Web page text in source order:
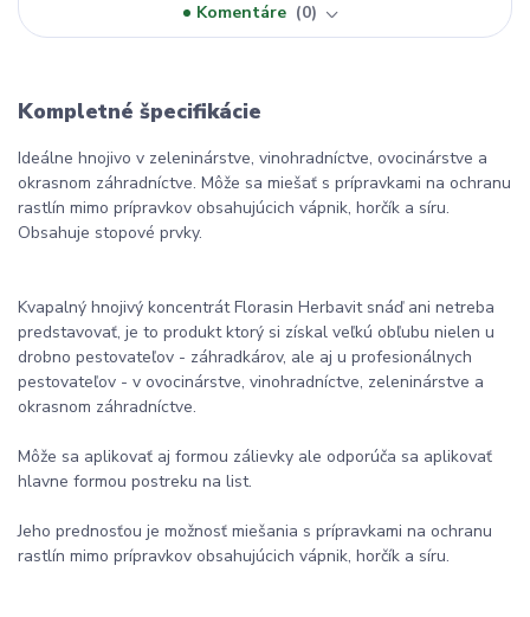
Komentáre
0
Kompletné špecifikácie
Ideálne hnojivo v zeleninárstve, vinohradníctve, ovocinárstve a
okrasnom záhradníctve. Môže sa miešať s prípravkami na ochranu
rastlín mimo prípravkov obsahujúcich vápnik, horčík a síru.
Obsahuje stopové prvky.
Kvapalný hnojivý koncentrát Florasin Herbavit snáď ani netreba
predstavovať, je to produkt ktorý si získal veľkú obľubu nielen u
drobno pestovateľov - záhradkárov, ale aj u profesionálnych
pestovateľov - v ovocinárstve, vinohradníctve, zeleninárstve a
okrasnom záhradníctve.
Môže sa aplikovať aj formou zálievky ale odporúča sa aplikovať
hlavne formou postreku na list.
Jeho prednosťou je možnosť miešania s prípravkami na ochranu
rastlín mimo prípravkov obsahujúcich vápnik, horčík a síru.